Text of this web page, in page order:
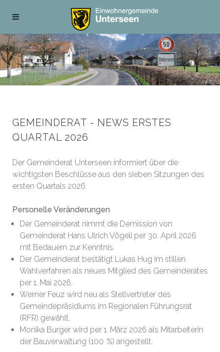
GEMEINDERAT - NEWS ERSTES
QUARTAL 2026
Der Gemeinderat Unterseen informiert über die
wichtigsten Beschlüsse aus den sieben Sitzungen des
ersten Quartals 2026.
Personelle Veränderungen
Der Gemeinderat nimmt die Demission von
Gemeinderat Hans Ulrich Vögeli per 30. April 2026
mit Bedauern zur Kenntnis.
Der Gemeinderat bestätigt Lukas Hug im stillen
Wahlverfahren als neues Mitglied des Gemeinderates
per 1. Mai 2026.
Werner Feuz wird neu als Stellvertreter des
Gemeindepräsidiums im Regionalen Führungsrat
(RFR) gewählt.
Monika Burger wird per 1. März 2026 als Mitarbeiterin
der Bauverwaltung (100 %) angestellt.